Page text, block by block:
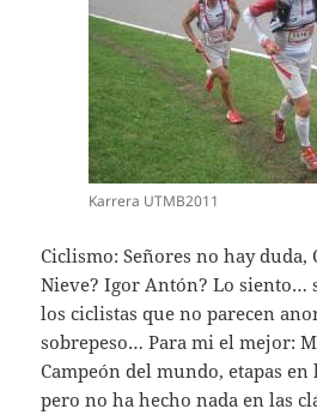
Karrera UTMB2011
Ciclismo: Señores no hay
Nieve? Igor Antón? Lo siento…
los ciclistas que no parecen
sobrepeso… Para mi el mejor:
Campeón del mundo, etapas en
pero no ha hecho nada en las